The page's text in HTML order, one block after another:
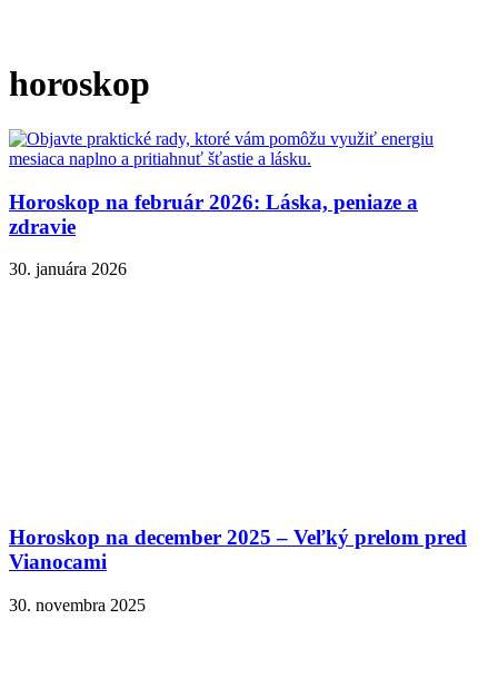
horoskop
Horoskop na február 2026: Láska, peniaze a
zdravie
30. januára 2026
Horoskop na december 2025 – Veľký prelom pred
Vianocami
30. novembra 2025